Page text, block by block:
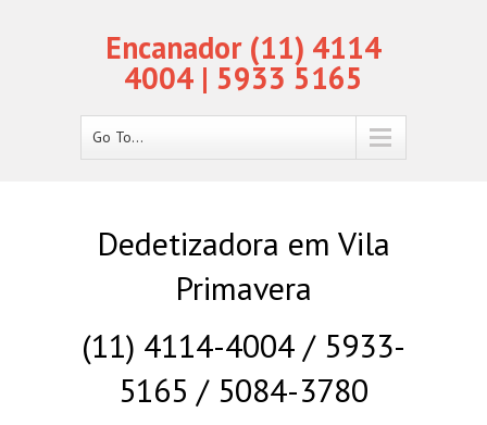
Encanador (11) 4114
4004 | 5933 5165
Go To...
Dedetizadora em Vila
Primavera
(11) 4114-4004 / 5933-
5165 / 5084-3780